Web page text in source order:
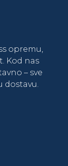
opremu,
Kod nas
– sve
dostavu.